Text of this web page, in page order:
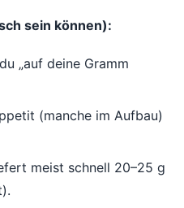
sein können):
„auf deine Gramm
(manche im Aufbau)
meist schnell 20–25 g